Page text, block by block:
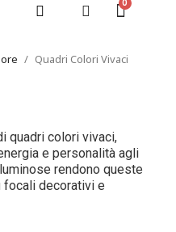
Quadri Colori Vivaci
quadri colori vivaci,
e personalità agli
rendono queste
focali decorativi e